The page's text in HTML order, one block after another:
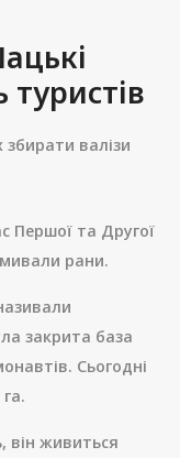
туристів
збирати валізи
Першої та Другої
рани.
закрита база
Сьогодні
він живиться